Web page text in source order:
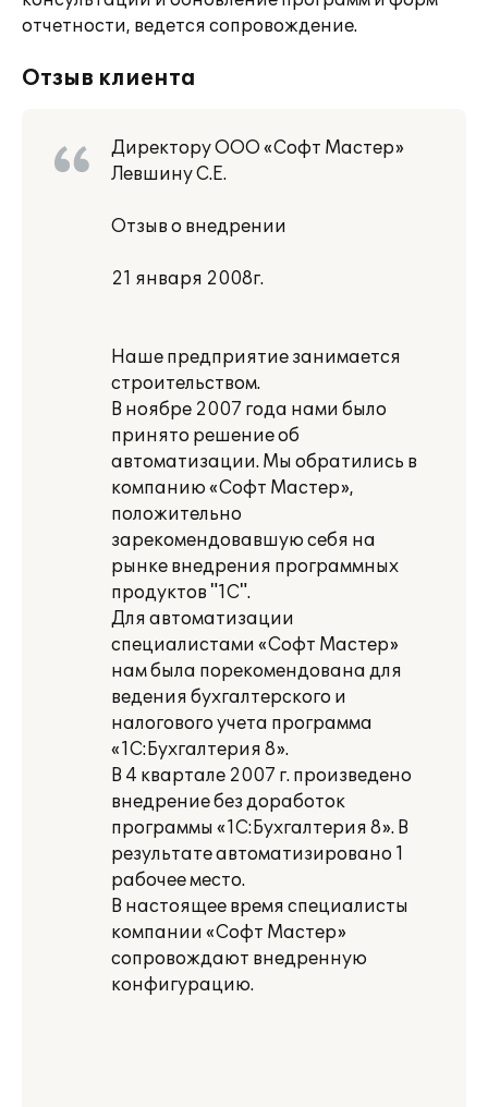
отчетности, ведется сопровождение.
Отзыв клиента
Директору ООО «Софт Мастер»
Левшину С.Е.
Отзыв о внедрении
21 января 2008г.
Наше предприятие занимается
строительством.
В ноябре 2007 года нами было
принято решение об
автоматизации. Мы обратились в
компанию «Софт Мастер»,
положительно
зарекомендовавшую себя на
рынке внедрения программных
продуктов "1С".
Для автоматизации
специалистами «Софт Мастер»
нам была порекомендована для
ведения бухгалтерского и
налогового учета программа
«1С:Бухгалтерия 8».
В 4 квартале 2007 г. произведено
внедрение без доработок
программы «1С:Бухгалтерия 8». В
результате автоматизировано 1
рабочее место.
В настоящее время специалисты
компании «Софт Мастер»
сопровождают внедренную
конфигурацию.